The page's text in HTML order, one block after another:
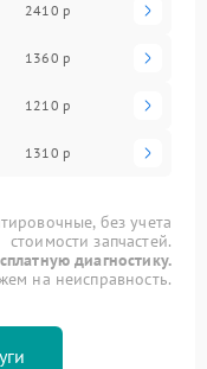
2410 р
1360 р
1210 р
1310 р
без учета
стоимости запчастей.
диагностику.
на неисправность.